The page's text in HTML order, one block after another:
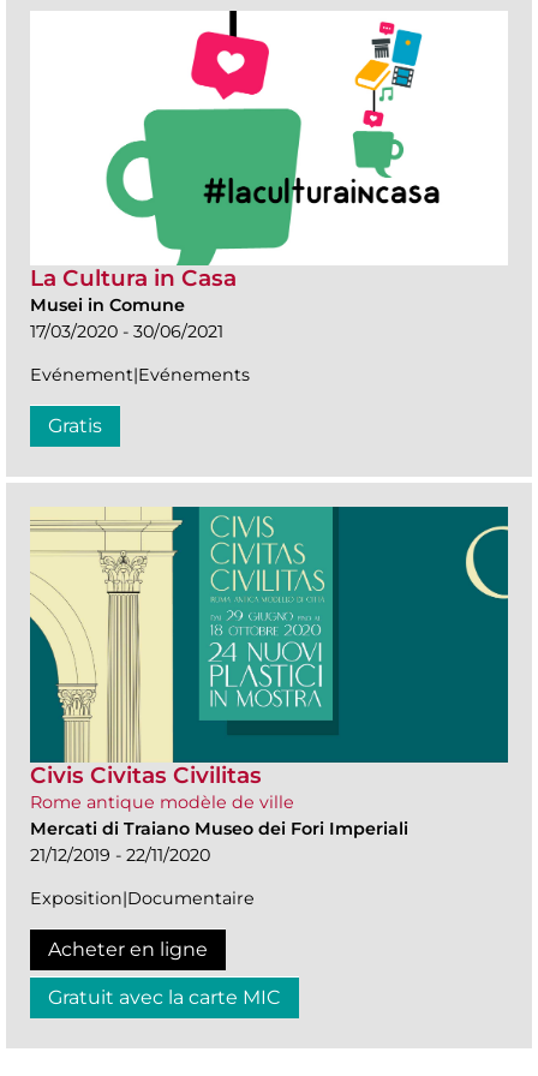
La Cultura in Casa
Musei in Comune
17/03/2020 - 30/06/2021
Evénement|Evénements
Gratis
Civis Civitas Civilitas
Rome antique modèle de ville
Mercati di Traiano Museo dei Fori Imperiali
21/12/2019 - 22/11/2020
Exposition|Documentaire
Acheter en ligne
Gratuit avec la carte MIC